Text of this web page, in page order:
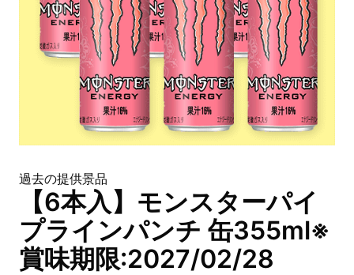
過去の提供景品
【6本入】モンスターパイ
プラインパンチ 缶355ml※
賞味期限:2027/02/28